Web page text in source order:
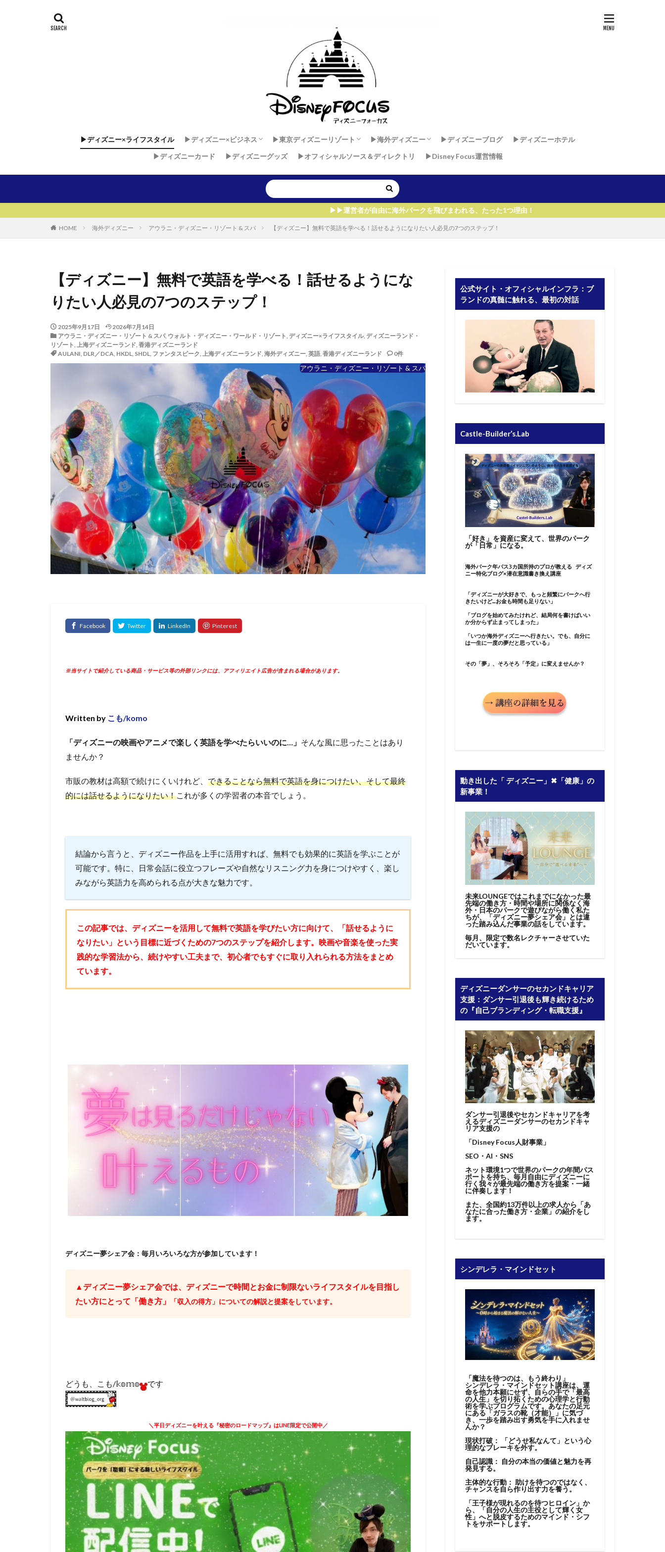
▶︎ディズニー×ライフスタイル ▶︎ディズニー×ビジネス
ディズニー × 健康
ディズニダンサーセカンドキャリア
ディズニー×マインド
▶︎東京ディズニーリゾート
東京ディズニーランド
東京ディズニーシー
▶︎海外ディズニー
香港ディズニーランド
上海ディズニーランド
アウラニ・ディズニー・リゾート & スパ
ディズニーランド・リゾート
ディズニーランドパリ
ウォルト・ディズニー・ワールド・リゾート
▶︎ディズニーブログ
▶︎ディズニーホテル
▶︎ディズニーカード
▶︎ディズニーグッズ ▶︎オフィシャルソース＆ディレクトリ ▶︎Disney Focus運営情報
▶︎▶︎運営者が自由に海外パークを飛びまわれる、たった1つ理由！
HOME 海外ディズニー アウラニ・ディズニー・リゾート & スパ 【ディズニー】無料で英語を学べる！話せるようになりたい人必見の7つのステップ！
【ディズニー】無料で英語を学べる！話せるようにな
りたい人必見の7つのステップ！
2025年9月17日
2026年7月14日
アウラニ・ディズニー・リゾート & スパ, ウォルト・ディズニー・ワールド・リゾート, ディズニー×ライフスタイル, ディズニーランド・
リゾート, 上海ディズニーランド, 香港ディズニーランド
AULANI, DLR／DCA, HKDL, SHDL, ファンタスピーク, 上海ディズニーランド, 海外ディズニー, 英語, 香港ディズニーランド 0件
アウラニ・ディズニー・リゾート & スパ
※当サイトで紹介している商品・サービス等の外部リンクには、アフィリエイト広告が含まれる場合があります。
Written by こも/komo
「ディズニーの映画やアニメで楽しく英語を学べたらいいのに…」 そんな風に思ったことはあり
ませんか？
市販の教材は高額で続けにくいけれど、 できることなら無料で英語を身につけたい、そして最終
的には話せるようになりたい！これが多くの学習者の本音でしょう。
結論から言うと、ディズニー作品を上手に活用すれば、無料でも効果的に英語を学ぶことが
可能です。特に、日常会話に役立つフレーズや自然なリスニング力を身につけやすく、楽し
みながら英語力を高められる点が大きな魅力です。
この記事では、ディズニーを活用して無料で英語を学びたい方に向けて、「話せるように
なりたい」という目標に近づくための7つのステップを紹介します。映画や音楽を使った実
践的な学習法から、続けやすい工夫まで、初心者でもすぐに取り入れられる方法をまとめ
ています。
ディズニー夢シェア会：毎月いろいろな方が参加しています！
▲ディズニー夢シェア会では、ディズニーで時間とお金に制限ないライフスタイルを目指し
たい方にとって「働き方」
「収入の得方」についての解説と提案をしています。
どうも、こも/𝕜𝕠𝕞𝕠 です
＼平日ディズニーを叶える『秘密のロードマップ』はLINE限定で公開中／
公式サイト・オフィシャルインフラ：ブ
ランドの真髄に触れる、最初の対話
Castle-Builder’s.Lab
「好き」を資産に変えて、世界のパーク
が「日常」になる。
海外パーク年パス3カ国所持のプロが教える ディズ
ニー特化ブログ×潜在意識書き換え講座
「ディズニーが大好きで、もっと頻繁にパークへ行
きたいけど…お金も時間も足りない」
「ブログを始めてみたけれど、結局何を書けばいい
か分からず止まってしまった」
「いつか海外ディズニーへ行きたい。でも、自分に
は一生に一度の夢だと思っている」
その「夢」、そろそろ「予定」に変えませんか？
動き出した「 ディズニー」✖︎「健康」の
新事業！
未来LOUNGEではこれまでになかった最
先端の働き方・時間や場所に関係なく海
外・日本のパークで遊びながら働く私た
ちが、「ディズニー夢シェア会」とは違
った踏み込んだ事業の話をしています。
毎月、限定で数名レクチャーさせていた
だいています。
ディズニーダンサーのセカンドキャリア
支援：ダンサー引退後も輝き続けるため
の『自己ブランディング・転職支援』
ダンサー引退後やセカンドキャリアを考
えるディズニーダンサーのセカンドキャ
リア支援の
「Disney Focus人財事業」
SEO・AI・SNS
ネット環境1つで世界のパークの年間パス
ポートを持ち、毎月自由にディズニーに
行く我々が最先端の働き方を提案・一緒
に伴奏します！
また、全国約13万件以上の求人から「あ
なたに合った働き方・企業」の紹介をし
ます。
シンデレラ・マインドセット
「魔法を待つのは、もう終わり」
シンデレラ・マインドセット講座は、運
命を他力本願にせず、自らの手で「最高
の人生」を切り拓くための心理学と行動
術を学ぶプログラムです。あなたの足元
にある「ガラスの靴（才能）」に気づ
き、一歩を踏み出す勇気を手に入れませ
んか？
現状打破：
「どうせ私なんて」という心
理的なブレーキを外す。
自己認識： 自分の本当の価値と魅力を再
発見する。
主体的な行動： 助けを待つのではなく、
チャンスを自ら作り出す力を養う。
「王子様が現れるのを待つヒロイン」か
ら、「自分の人生の主役として輝く女
性」へと脱皮するためのマインド・シフ
トをサポートします。